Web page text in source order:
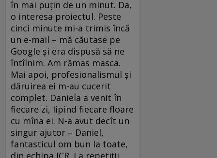
în mai puţin de un minut. Da,
o interesa proiectul. Peste
cinci minute mi-a trimis încă
un e-mail – mă căutase pe
Google şi era dispusă să ne
întîlnim. Am rămas masca.
Mai apoi, profesionalismul şi
dăruirea ei m-au cucerit
complet. Daniela a venit în
fiecare zi, lipind fiecare floare
cu mîna ei. N-a avut decît un
singur ajutor – Daniel,
fantasticul om bun la toate,